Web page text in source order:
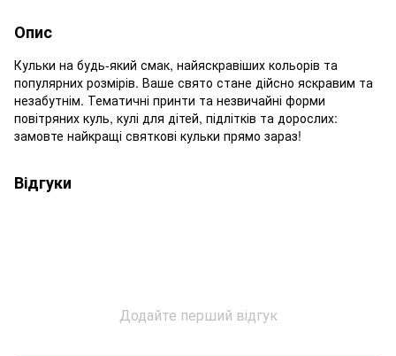
Опис
Кульки на будь-який смак, найяскравіших кольорів та
популярних розмірів. Ваше свято стане дійсно яскравим та
незабутнім. Тематичні принти та незвичайні форми
повітряних куль, кулі для дітей, підлітків та дорослих:
замовте найкращі святкові кульки прямо зараз!
Відгуки
Додайте перший відгук